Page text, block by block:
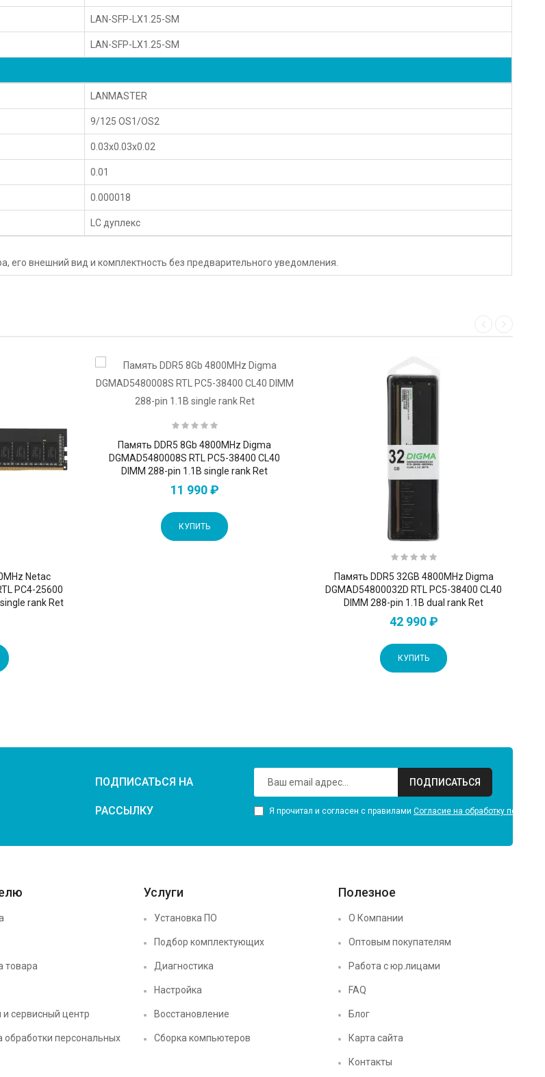
LAN-SFP-LX1.25-SM
LAN-SFP-LX1.25-SM
LANMASTER
9/125 OS1/OS2
0.03x0.03x0.02
0.01
0.000018
LC дуплекс
его внешний вид и комплектность без предварительного уведомления.
Netac
PC4-25600
rank Ret
Память DDR5 8Gb 4800MHz Digma
DGMAD5480008S RTL PC5-38400 CL40
DIMM 288-pin 1.1В single rank Ret
11 990 ₽
КУПИТЬ
Память DDR5 32GB 4800MHz Digma
DGMAD54800032D RTL PC5-38400 CL40
DIMM 288-pin 1.1В dual rank Ret
42 990 ₽
КУПИТЬ
ПОДПИСАТЬСЯ НА
РАССЫЛКУ
ПОДПИСАТЬСЯ
Я прочитал и согласен с правилами Согласие на обработку
товара
и сервисный центр
обработки персональных
Услуги
Установка ПО
Подбор комплектующих
Диагностика
Настройка
Восстановление
Сборка компьютеров
Полезное
О Компании
Оптовым покупателям
Работа с юр.лицами
FAQ
Блог
Карта сайта
Контакты